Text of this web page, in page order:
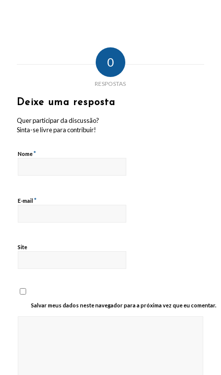
0
RESPOSTAS
Deixe uma resposta
Quer participar da discussão?
Sinta-se livre para contribuir!
Nome*
E-mail *
Site
Salvar meus dados neste navegador para a próxima vez que eu comentar.